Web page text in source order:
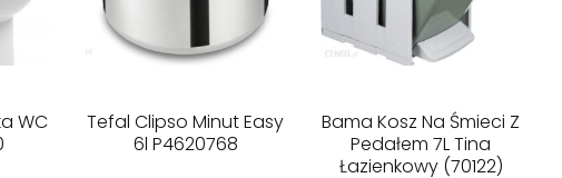
WC
Tefal Clipso Minut Easy
6l P4620768
Bama Kosz Na Śmieci Z
Pedałem 7L Tina
Łazienkowy (70122)